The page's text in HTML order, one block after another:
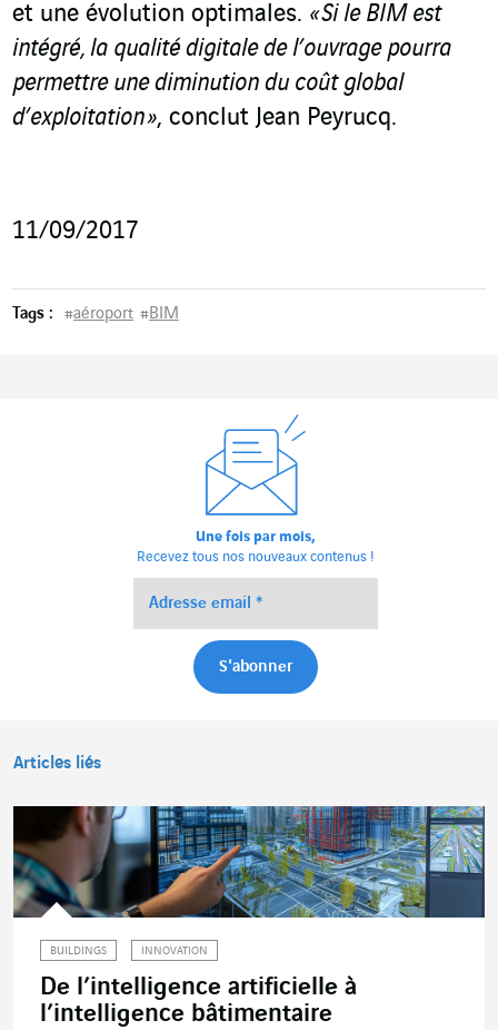
et une évolution optimales. « Si le BIM est
intégré, la qualité digitale de l’ouvrage pourra
permettre une diminution du coût global
d’exploitation », conclut Jean Peyrucq.
11/09/2017
Tags : #aéroport #BIM
Une fois par mois,
Recevez tous nos nouveaux contenus !
Articles liés
BUILDINGS INNOVATION
De l’intelligence artificielle à
l’intelligence bâtimentaire